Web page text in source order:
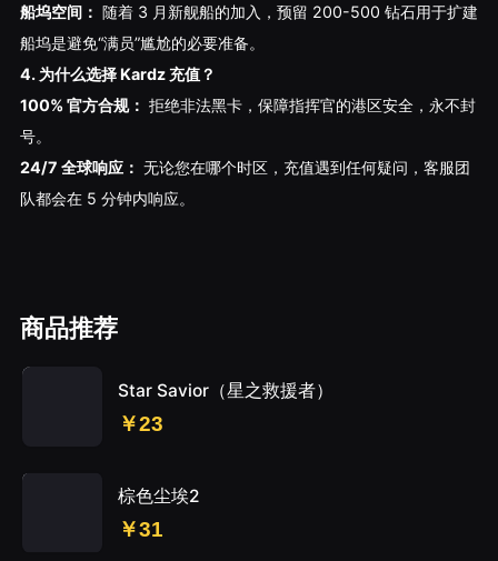
船坞空间： 随着 3 月新舰船的加入，预留 200-500 钻石用于扩建
船坞是避免“满员”尴尬的必要准备。
4. 为什么选择 Kardz 充值？
100% 官方合规： 拒绝非法黑卡，保障指挥官的港区安全，永不封
号。
24/7 全球响应： 无论您在哪个时区，充值遇到任何疑问，客服团
队都会在 5 分钟内响应。
商品推荐
Star Savior（星之救援者）
￥23
棕色尘埃2
￥31